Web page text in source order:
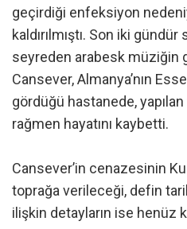
geçirdiği enfeksiyon
kaldırılmıştı. Son iki
seyreden arabesk müziğin
Cansever, Almanya’nın
gördüğü hastanede,
rağmen hayatını kaybetti.
Cansever’in cenazesinin
toprağa verileceği, defin
ilişkin detayların ise henüz